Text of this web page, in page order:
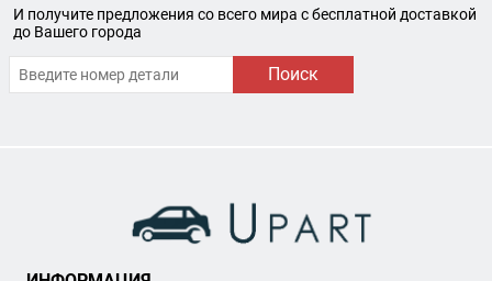
И получите предложения со всего мира с бесплатной доставкой
до Вашего города
Поиск